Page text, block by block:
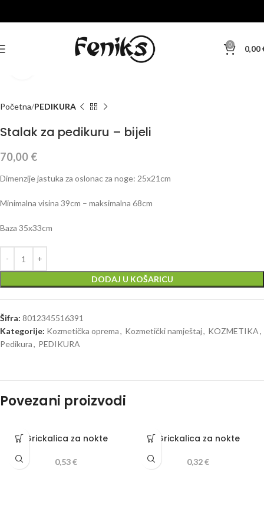
0 0,00
Početna PEDIKURA
Stalak za pedikuru – bijeli
70,00 €
Dimenzije jastuka za oslonac za noge: 25x21cm
Minimalna visina 39cm – maksimalna 68cm
Baza 35x33cm
DODAJ U KOŠARICU
Šifra: 8012345516391
Kategorije: Kozmetička oprema, Kozmetički namještaj, KOZMETIKA,
Pedikura, PEDIKURA
Povezani proizvodi
Grickalica za nokte
0,53€
Grickalica za nokte
0,32€